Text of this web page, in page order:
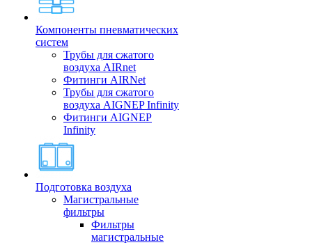
Компоненты пневматических
систем
Трубы для сжатого
воздуха AIRnet
Фитинги AIRNet
Трубы для сжатого
воздуха AIGNEP Infinity
Фитинги AIGNEP
Infinity
Подготовка воздуха
Магистральные
фильтры
Фильтры
магистральные